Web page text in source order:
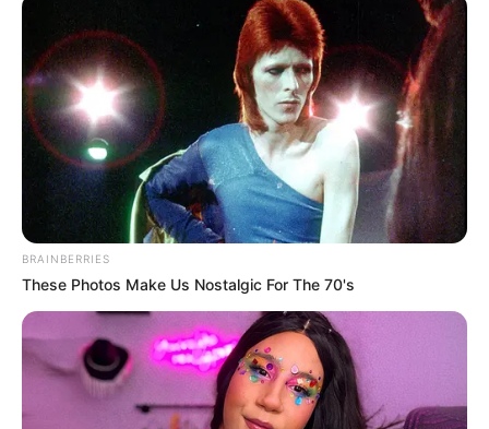
BRAINBERRIES
These Photos Make Us Nostalgic For The 70's